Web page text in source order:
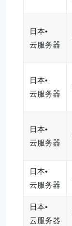
日本•
云服务器
日本•
云服务器
日本•
云服务器
日本•
云服务器
日本•
云服务器